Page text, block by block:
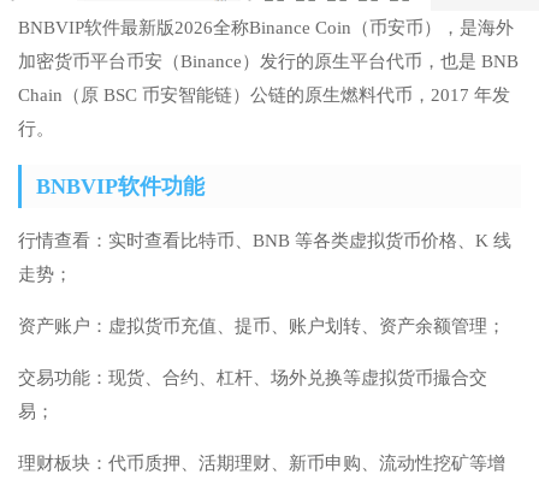
BNBVIP软件最新版2026全称Binance Coin（币安币），是海外
加密货币平台币安（Binance）发行的原生平台代币，也是 BNB
Chain（原 BSC 币安智能链）公链的原生燃料代币，2017 年发
行。
BNBVIP软件功能
行情查看：实时查看比特币、BNB 等各类虚拟货币价格、K 线
走势；
资产账户：虚拟货币充值、提币、账户划转、资产余额管理；
交易功能：现货、合约、杠杆、场外兑换等虚拟货币撮合交
易；
理财板块：代币质押、活期理财、新币申购、流动性挖矿等增